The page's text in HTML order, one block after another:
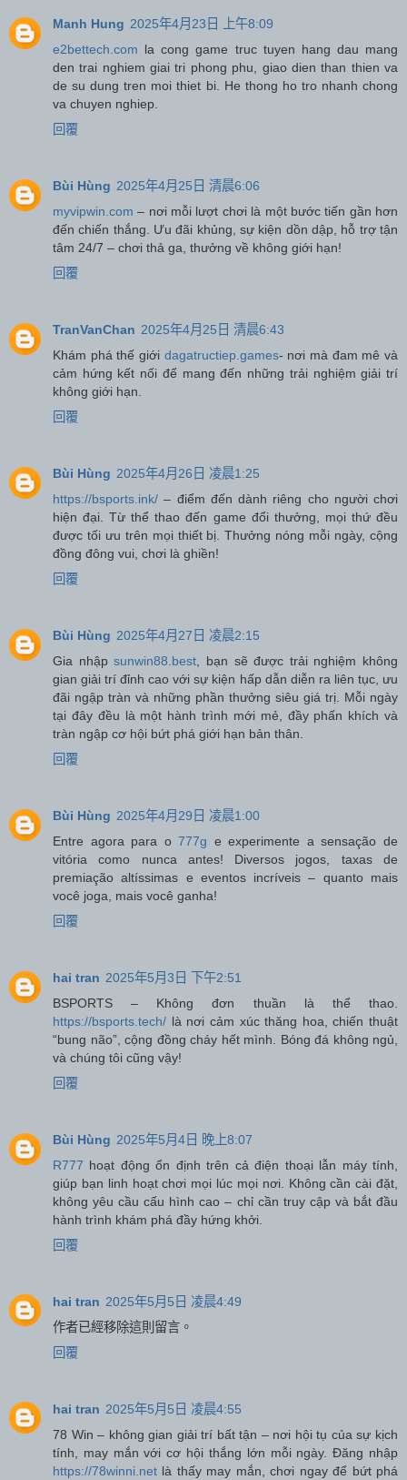
Manh Hung 2025年4月23日 上午8:09
e2bettech.com la cong game truc tuyen hang dau mang
den trai nghiem giai tri phong phu, giao dien than thien va
de su dung tren moi thiet bi. He thong ho tro nhanh chong
va chuyen nghiep.
回覆
Bùi Hùng 2025年4月25日 清晨6:06
myvipwin.com – nơi mỗi lượt chơi là một bước tiến gần hơn
đến chiến thắng. Ưu đãi khủng, sự kiện dồn dập, hỗ trợ tận
tâm 24/7 – chơi thả ga, thưởng về không giới hạn!
回覆
TranVanChan 2025年4月25日 清晨6:43
Khám phá thế giới dagatructiep.games- nơi mà đam mê và
cảm hứng kết nối để mang đến những trải nghiệm giải trí
không giới hạn.
回覆
Bùi Hùng 2025年4月26日 凌晨1:25
https://bsports.ink/ – điểm đến dành riêng cho người chơi
hiện đại. Từ thể thao đến game đổi thưởng, mọi thứ đều
được tối ưu trên mọi thiết bị. Thưởng nóng mỗi ngày, cộng
đồng đông vui, chơi là ghiền!
回覆
Bùi Hùng 2025年4月27日 凌晨2:15
Gia nhậpsunwin88.best , bạn sẽ được trải nghiệm không
gian giải trí đỉnh cao với sự kiện hấp dẫn diễn ra liên tục, ưu
đãi ngập tràn và những phần thưởng siêu giá trị. Mỗi ngày
tại đây đều là một hành trình mới mẻ, đầy phấn khích và
tràn ngập cơ hội bứt phá giới hạn bản thân.
回覆
Bùi Hùng 2025年4月29日 凌晨1:00
Entre agora para o777g e experimente a sensação de
vitória como nunca antes! Diversos jogos, taxas de
premiação altíssimas e eventos incríveis – quanto mais
você joga, mais você ganha!
回覆
hai tran 2025年5月3日 下午2:51
BSPORTS – Không đơn thuần là thể thao.
https://bsports.tech/ là nơi cảm xúc thăng hoa, chiến thuật
“bung não”, cộng đồng cháy hết mình. Bóng đá không ngủ,
và chúng tôi cũng vậy!
回覆
Bùi Hùng 2025年5月4日 晚上8:07
R777 hoạt động ổn định trên cả điện thoại lẫn máy tính,
giúp bạn linh hoạt chơi mọi lúc mọi nơi. Không cần cài đặt,
không yêu cầu cấu hình cao – chỉ cần truy cập và bắt đầu
hành trình khám phá đầy hứng khởi.
回覆
hai tran 2025年5月5日 凌晨4:49
作者已經移除這則留言。
回覆
hai tran 2025年5月5日 凌晨4:55
78 Win – không gian giải trí bất tận – nơi hội tụ của sự kịch
tính, may mắn với cơ hội thắng lớn mỗi ngày. Đăng nhập
https://78winni.net là thấy may mắn, chơi ngay để bứt phá